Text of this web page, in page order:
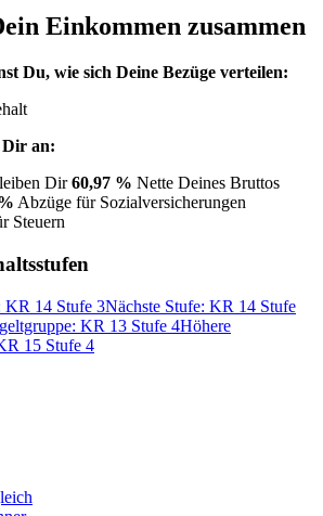
Einkommen zusammen
Du, wie sich Deine Bezüge verteilen:
Dir an:
Dir60,97 % Nette Deines Bruttos
Abzüge für Sozialversicherungen
Steuern
KR 14 Stufe 3Nächste Stufe: KR 14 Stufe
KR 13 Stufe 4Höhere
15 Stufe 4